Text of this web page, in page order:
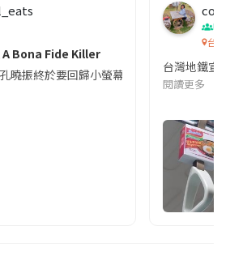
A Bona Fide Killer
曉振終於要回歸小螢幕啦!這次的劇本改編
co
吹
台灣
台灣地鐵宣
閱讀更多